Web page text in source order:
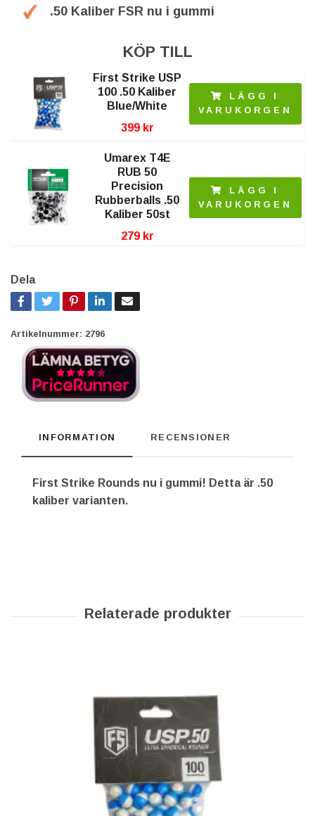
.50 Kaliber FSR nu i gummi
KÖP TILL
First Strike USP
100 .50 Kaliber
Blue/White
399 kr
LÄGG I
VARUKORGEN
Umarex T4E
RUB 50
Precision
Rubberballs .50
Kaliber 50st
279 kr
LÄGG I
VARUKORGEN
Dela
Artikelnummer: 2796
INFORMATION RECENSIONER
First Strike Rounds nu i gummi! Detta är .50
kaliber varianten.